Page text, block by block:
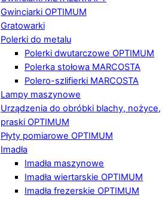
Gwinciarki OPTIMUM
Gratowarki
Polerki do metalu
Polerki dwutarczowe OPTIMUM
Polerka stołowa MARCOSTA
Polero-szlifierki MARCOSTA
Lampy maszynowe
Urządzenia do obróbki blachy, nożyce,
praski OPTIMUM
Płyty pomiarowe OPTIMUM
Imadła
Imadła maszynowe
Imadła wiertarskie OPTIMUM
Imadła frezerskie OPTIMUM